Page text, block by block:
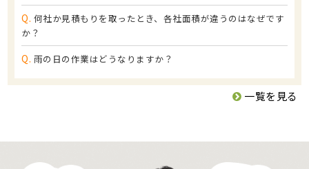
Q. 何社か見積もりを取ったとき、各社面積が違うのはなぜです
か？
Q. 雨の日の作業はどうなりますか？
一覧を見る